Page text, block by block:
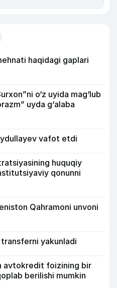
haqidagi gaplari
o‘z uyida mag‘lub
uyda g‘alaba
vafot etdi
huquqiy
qonunni
Qahramoni unvoni
yakunladi
avtokredit foizining bir
berilishi mumkin